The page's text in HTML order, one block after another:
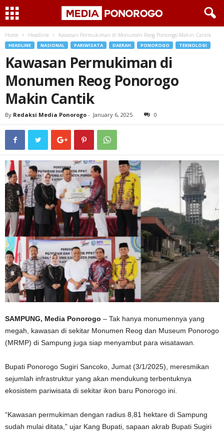
Home Headline Kawasan Permukiman di Monumen Reog Ponorogo Makin Cantik
HEADLINE NASIONAL PARIWISATA DAERAH PONOROGO TEKNOLOGI
Kawasan Permukiman di
Monumen Reog Ponorogo
Makin Cantik
By Redaksi Media Ponorogo - January 6, 2025 0
SAMPUNG, Media Ponorogo – Tak hanya monumennya yang
megah, kawasan di sekitar Monumen Reog dan Museum Ponorogo
(MRMP) di Sampung juga siap menyambut para wisatawan.
Bupati Ponorogo Sugiri Sancoko, Jumat (3/1/2025), meresmikan
sejumlah infrastruktur yang akan mendukung terbentuknya
ekosistem pariwisata di sekitar ikon baru Ponorogo ini.
“Kawasan permukiman dengan radius 8,81 hektare di Sampung
sudah mulai ditata,” ujar Kang Bupati, sapaan akrab Bupati Sugiri